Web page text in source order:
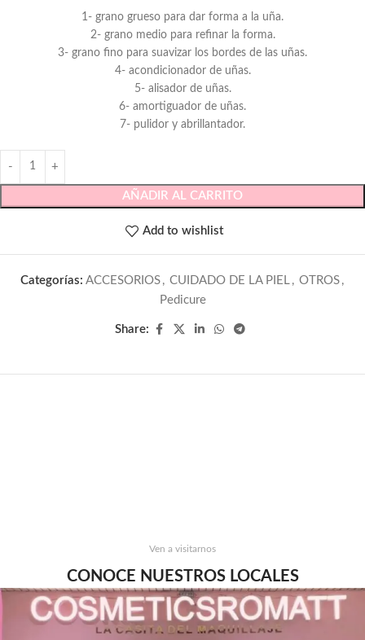
1- grano grueso para dar forma a la uña.
2- grano medio para refinar la forma.
3- grano fino para suavizar los bordes de las uñas.
4- acondicionador de uñas.
5- alisador de uñas.
6- amortiguador de uñas.
7- pulidor y abrillantador.
AÑADIR AL CARRITO
Add to wishlist
Categorías: ACCESORIOS , CUIDADO DE LA PIEL , OTROS ,
Pedicure
Share:
Ven a visitarnos
CONOCE NUESTROS LOCALES